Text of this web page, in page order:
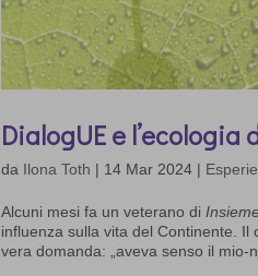
DialogUE e l’ecologia
da Ilona Toth | 14 Mar 2024 |
Alcuni mesi fa un veterano di
influenza sulla vita del Continente.
vera domanda: „aveva senso il mio-